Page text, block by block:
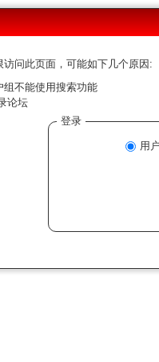
问此页面，可能如下几个原因:
组不能使用搜索功能
论坛
登录
用